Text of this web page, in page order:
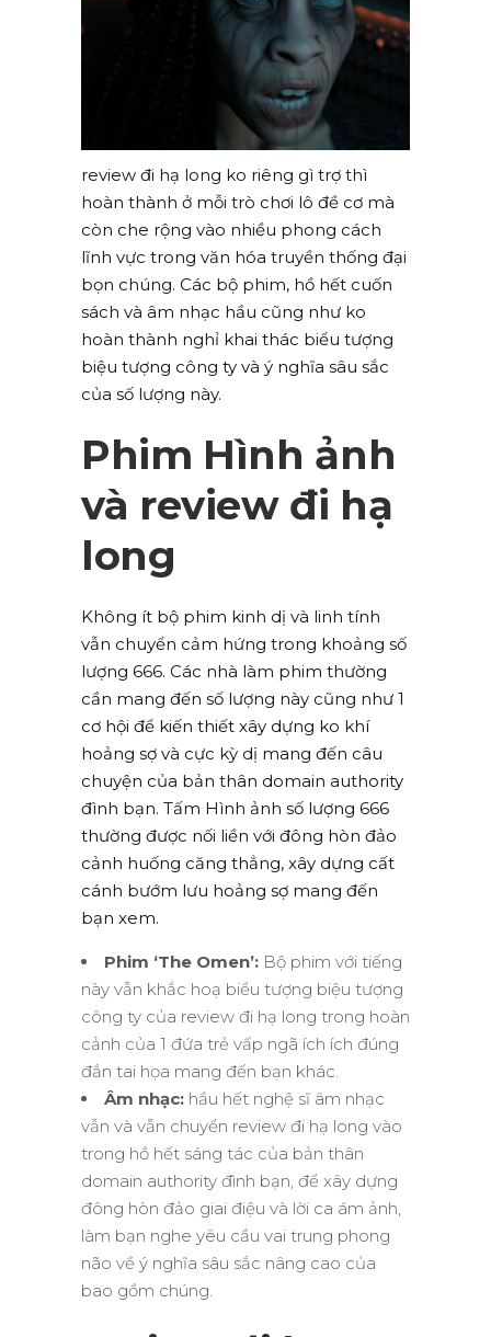
review đi hạ long ko riêng gì trợ thì
hoàn thành ở mỗi trò chơi lô đề cơ mà
còn che rộng vào nhiều phong cách
lĩnh vực trong văn hóa truyền thống đại
bọn chúng. Các bộ phim, hồ hết cuốn
sách và âm nhạc hầu cũng như ko
hoàn thành nghỉ khai thác biểu tượng
biệu tượng công ty và ý nghĩa sâu sắc
của số lượng này.
Phim Hình ảnh
và review đi hạ
long
Không ít bộ phim kinh dị và linh tính
vẫn chuyển cảm hứng trong khoảng số
lượng 666. Các nhà làm phim thường
cần mang đến số lượng này cũng như 1
cơ hội để kiến thiết xây dựng ko khí
hoảng sợ và cực kỳ dị mang đến câu
chuyện của bản thân domain authority
đình bạn. Tấm Hình ảnh số lượng 666
thường được nối liền với đông hòn đảo
cảnh huống căng thẳng, xây dựng cất
cánh bướm lưu hoảng sợ mang đến
bạn xem.
Phim ‘The Omen’: Bộ phim với tiếng
này vẫn khắc hoạ biểu tượng biệu tượng
công ty của review đi hạ long trong hoàn
cảnh của 1 đứa trẻ vấp ngã ích ích đúng
đắn tai họa mang đến bạn khác.
Âm nhạc: hầu hết nghệ sĩ âm nhạc
vẫn và vẫn chuyển review đi hạ long vào
trong hồ hết sáng tác của bản thân
domain authority đình bạn, để xây dựng
đông hòn đảo giai điệu và lời ca ám ảnh,
làm bạn nghe yêu cầu vai trung phong
não về ý nghĩa sâu sắc nâng cao của
bao gồm chúng.